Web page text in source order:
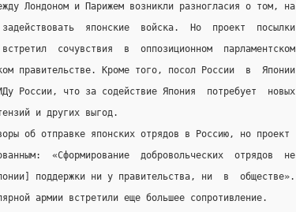
Лондоном и Парижем возникли разногласия о том, на
японские  войска.  Но  проект  посылки
сочувствия  в  оппозиционном  парламентском
правительстве. Кроме того, посол России  в  Японии
России, что за содействие Япония  потребует  новых
и других выгод.
об отправке японских от­рядов в Россию, но проект
«Сформирование  добровольческих  отрядов  не
поддержки ни у правительства, ни  в  обществе».
армии встретили еще большее сопротивление.